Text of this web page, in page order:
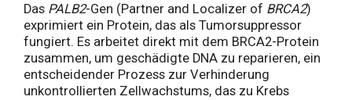
Das PALB2-Gen (Partner and Localizer of BRCA2)
exprimiert ein Protein, das als Tumorsuppressor
fungiert. Es arbeitet direkt mit dem BRCA2-Protein
zusammen, um geschädigte DNA zu reparieren, ein
entscheidender Prozess zur Verhinderung
unkontrollierten Zellwachstums, das zu Krebs